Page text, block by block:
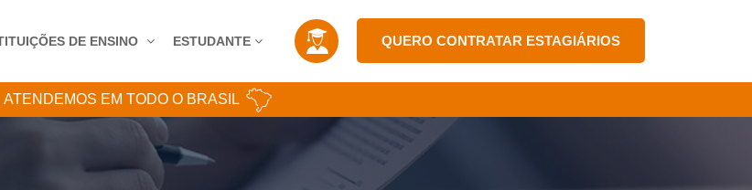
DE ENSINO ESTUDANTE QUERO CONTRATAR ESTAGIÁRIOS
ATENDEMOS EM TODO O BRASIL